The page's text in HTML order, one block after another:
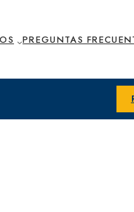
PREGUNTAS